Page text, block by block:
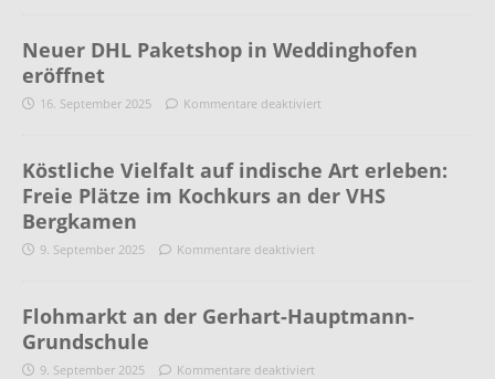
Neuer DHL Paketshop in Weddinghofen
eröffnet
16. September 2025 Kommentare deaktiviert
Köstliche Vielfalt auf indische Art erleben:
Freie Plätze im Kochkurs an der VHS
Bergkamen
9. September 2025 Kommentare deaktiviert
Flohmarkt an der Gerhart-Hauptmann-
Grundschule
9. September 2025 Kommentare deaktiviert